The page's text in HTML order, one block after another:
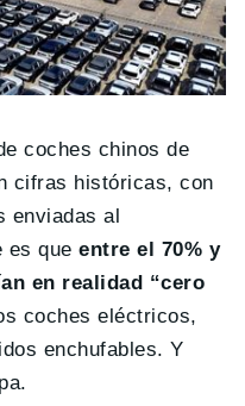
coches chinos de
cifras históricas, con
enviadas al
es queentre el 70% y
en realidad “cero
coches eléctricos,
enchufables. Y